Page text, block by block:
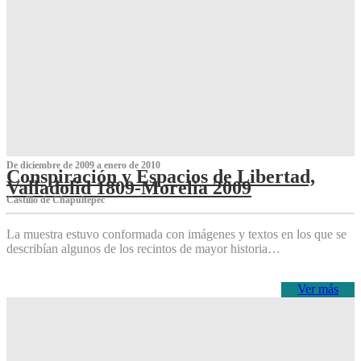
De diciembre de 2009 a enero de 2010
Conspiración y Espacios de Libertad,
Valladolid 1809-Morelia 2009
Castillo de Chapultepec
La muestra estuvo conformada con imágenes y textos en los que se
describían algunos de los recintos de mayor historia…
Ver más